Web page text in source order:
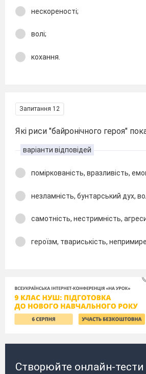
нескореності;
волі;
кохання.
Запитання 12
Які риси "байронічного героя"
варіанти відповідей
поміркованість, вразливість,
незламність, бунтарський дух,
самотність, нестримність,
героїзм, твариськість,
Створюйте онлайн-тести